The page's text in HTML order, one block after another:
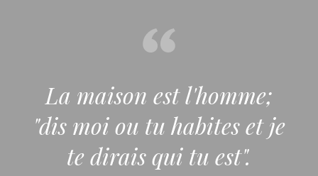
La maison est l'homme;
"dis moi ou tu habites et je
te dirais qui tu est".